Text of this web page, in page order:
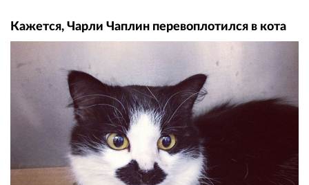
Кажется, Чарли Чаплин перевоплотился в кота